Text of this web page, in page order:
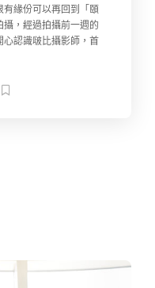
有緣份可以再回到「頤
，經過拍攝前一週的
心認識啵比攝影師，首